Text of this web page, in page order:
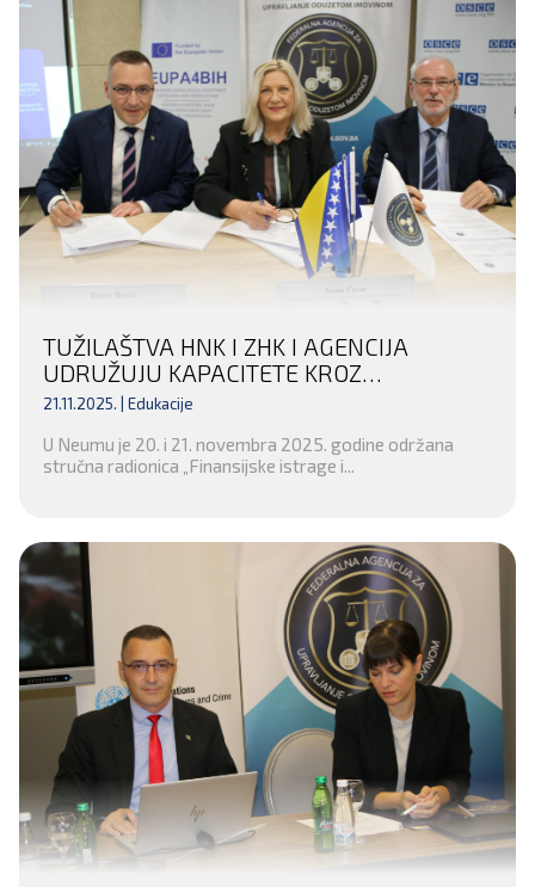
TUŽILAŠTVA HNK I ZHK I AGENCIJA
UDRUŽUJU KAPACITETE KROZ
POTPISIVANJE MEMORANDUMA I
21.11.2025. | Edukacije
U Neumu je 20. i 21. novembra 2025. godine održana
stručna radionica „Finansijske istrage i...